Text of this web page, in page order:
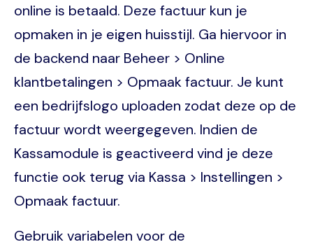
online is betaald. Deze factuur kun je
opmaken in je eigen huisstijl. Ga hiervoor in
de backend naar Beheer > Online
klantbetalingen > Opmaak factuur. Je kunt
een bedrijfslogo uploaden zodat deze op de
factuur wordt weergegeven. Indien de
Kassamodule is geactiveerd vind je deze
functie ook terug via Kassa > Instellingen >
Opmaak factuur.
Gebruik variabelen voor de